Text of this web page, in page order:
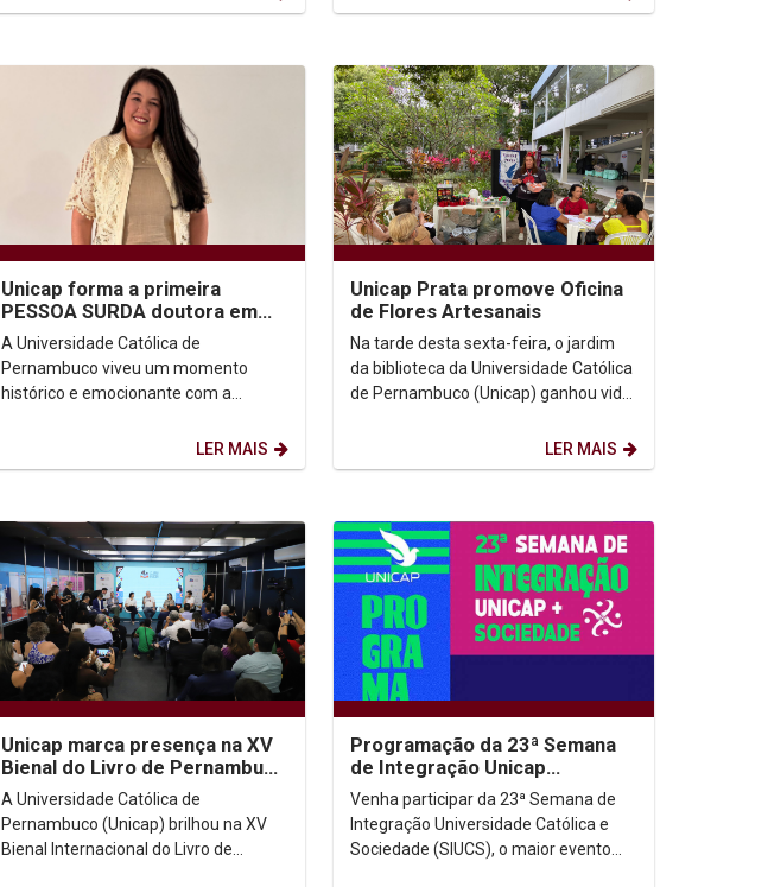
Unicap forma a primeira
PESSOA SURDA doutora em
Direito no Brasil
A Universidade Católica de
Pernambuco viveu um momento
histórico e emocionante com a
Cavalcanti, a primeira pessoa...LER MAIS
Unicap Prata promove Oficina
de Flores Artesanais
Na tarde desta sexta-feira, o jardim
da biblioteca da Universidade Católica
de Pernambuco (Unicap) ganhou vida
LER MAIS
Unicap marca presença na XV
Bienal do Livro de Pernambuco
com programação
diversificada
A Universidade Católica de
Pernambuco (Unicap) brilhou na XV
Bienal Internacional do Livro de
Programação da 23ª Semana
de Integração Unicap
Sociedade
Venha participar da 23ª Semana de
Integração Universidade Católica e
Sociedade (SIUCS), o maior evento